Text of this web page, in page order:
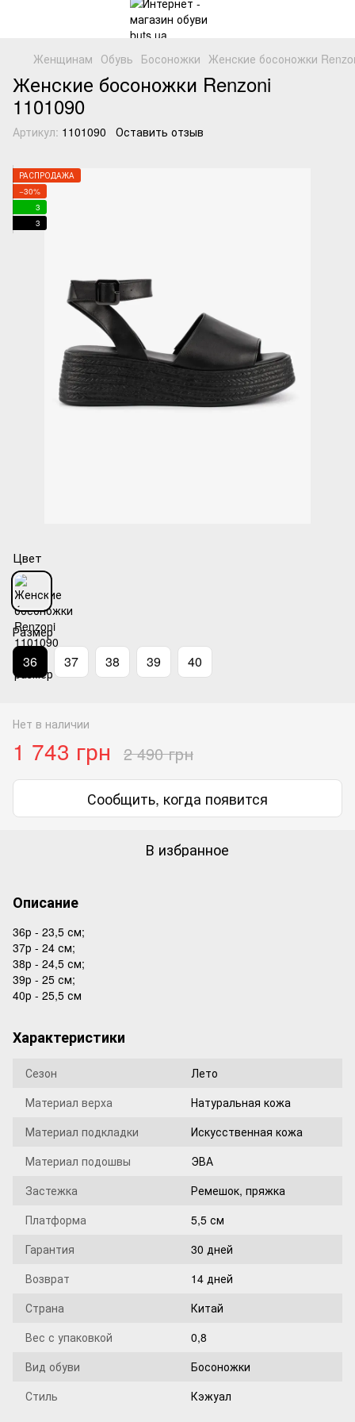
Женщинам Обувь Босоножки Женские босоножки
Женские босоножки Renzoni
1101090
Артикул: 1101090 Оставить отзыв
РАСПРОДАЖА
−30%
3
3
Цвет
Размер
36 37 38 39 40
Нет в наличии
1 743 грн 2 490 грн
Сообщить, когда появится
В избранное
Описание
36р - 23,5 см;
37р - 24 см;
38р - 24,5 см;
39р - 25 см;
40р - 25,5 см
Характеристики
Сезон
Лето
Материал верха
Натуральная кожа
Материал подкладки
Искусственная кожа
Материал подошвы
ЭВА
Застежка
Ремешок, пряжка
Платформа
5,5 см
Гарантия
30 дней
Возврат
14 дней
Страна
Китай
Вес с упаковкой
0,8
Вид обуви
Босоножки
Стиль
Кэжуал